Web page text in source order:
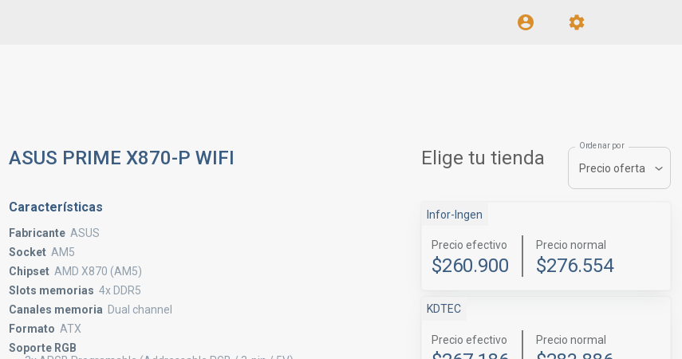
ASUS PRIME X870-P WIFI
Características
Fabricante ASUS
Socket AM5
Chipset AMD X870 (AM5)
Slots memorias 4x DDR5
Canales memoria Dual channel
Formato ATX
Soporte RGB
Elige tu tienda
Ordenar por
Precio oferta
Infor-Ingen
Precio efectivo
$260.900
Precio normal
$276.554
KDTEC
Precio efectivo Precio normal